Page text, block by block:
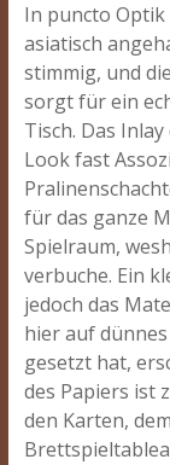
In puncto Optik
asiatisch
stimmig, und
sorgt für ein
Tisch. Das
Look fast
für das ganze
Spielraum,
verbuche. Ein
jedoch das
hier auf
gesetzt hat,
des Papiers ist
den Karten,